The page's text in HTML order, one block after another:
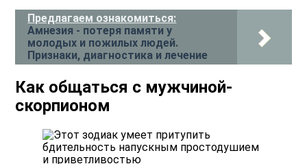
Предлагаем ознакомиться:
Амнезия - потеря памяти у
молодых и пожилых людей.
Признаки, диагностика и лечение
Как общаться с мужчиной-
скорпионом